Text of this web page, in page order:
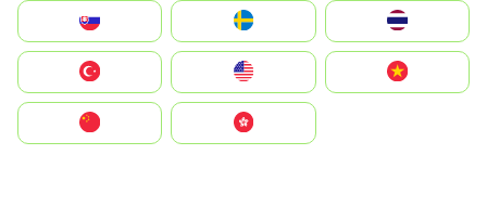
United States
中國香港特別行政區